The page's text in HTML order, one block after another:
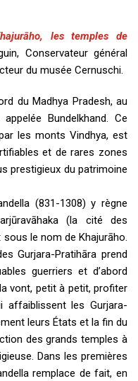
les temples de
Conservateur général
du musée Cernuschi.
du Madhya Pradesh, au
Bundelkhand. Ce
les monts Vindhya, est
et de rares zones
prestigieux du patrimoine
(831-1308) y règne
(la cité des
le nom de Khajurāho.
Gurjara-Pratihāra prend
guerriers et d’abord
vont, petit à petit, profiter
affaiblissent les Gurjara-
leurs États et la fin du
des grands temples à
Dans les premières
remplace de fait, en